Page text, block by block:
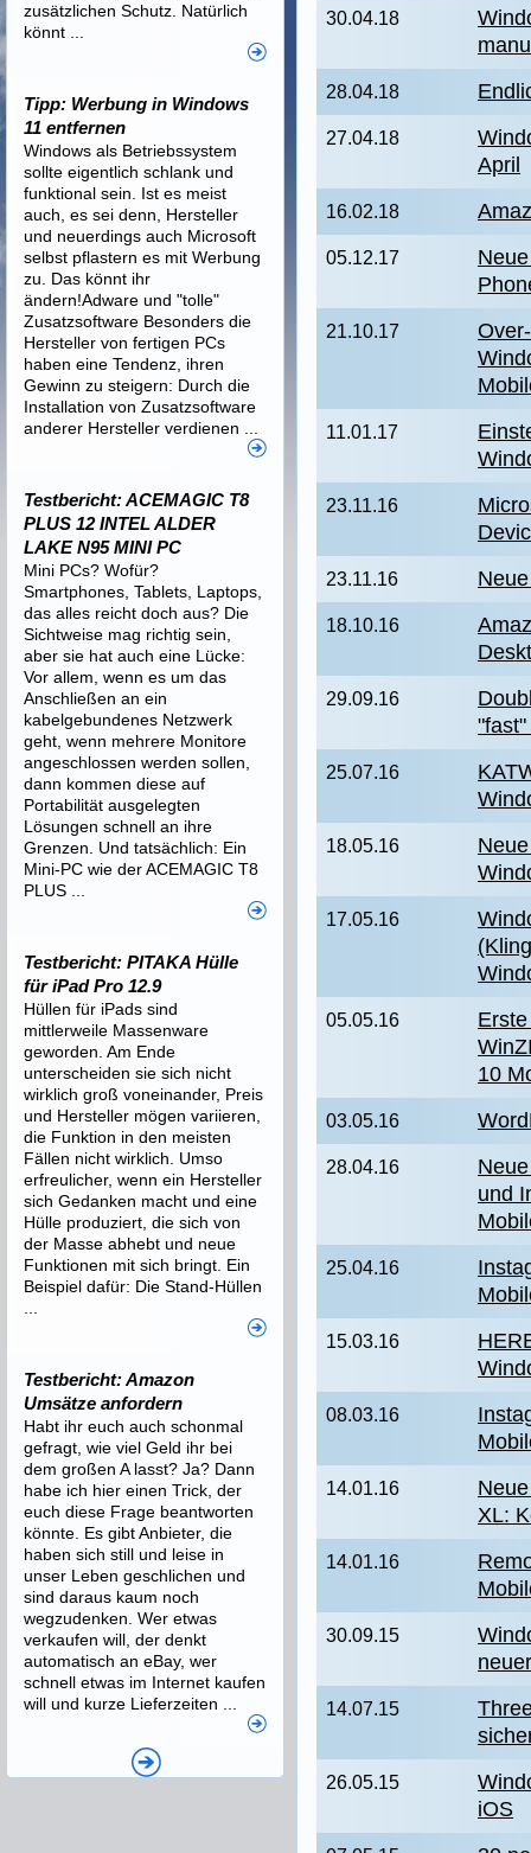
30.04.18
28.04.18
27.04.18
April
16.02.18
05.12.17
21.10.17
11.01.17
23.11.16
23.11.16
18.10.16
29.09.16
"fast"
25.07.16
18.05.16
17.05.16
05.05.16
10
03.05.16
28.04.16
und
25.04.16
15.03.16
08.03.16
14.01.16
XL:
14.01.16
30.09.15
14.07.15
26.05.15
iOS
zusätzlichen Schutz. Natürlich
könnt ...
Tipp: Werbung in Windows
11 entfernen
Windows als Betriebssystem
sollte eigentlich schlank und
funktional sein. Ist es meist
auch, es sei denn, Hersteller
und neuerdings auch Microsoft
selbst pflastern es mit Werbung
zu. Das könnt ihr
ändern!Adware und "tolle"
Zusatzsoftware Besonders die
Hersteller von fertigen PCs
haben eine Tendenz, ihren
Gewinn zu steigern: Durch die
Installation von Zusatzsoftware
anderer Hersteller verdienen ...
Testbericht: ACEMAGIC T8
PLUS 12 INTEL ALDER
LAKE N95 MINI PC
Mini PCs? Wofür?
Smartphones, Tablets, Laptops,
das alles reicht doch aus? Die
Sichtweise mag richtig sein,
aber sie hat auch eine Lücke:
Vor allem, wenn es um das
Anschließen an ein
kabelgebundenes Netzwerk
geht, wenn mehrere Monitore
angeschlossen werden sollen,
dann kommen diese auf
Portabilität ausgelegten
Lösungen schnell an ihre
Grenzen. Und tatsächlich: Ein
Mini-PC wie der ACEMAGIC T8
PLUS ...
Testbericht: PITAKA Hülle
für iPad Pro 12.9
Hüllen für iPads sind
mittlerweile Massenware
geworden. Am Ende
unterscheiden sie sich nicht
wirklich groß voneinander, Preis
und Hersteller mögen variieren,
die Funktion in den meisten
Fällen nicht wirklich. Umso
erfreulicher, wenn ein Hersteller
sich Gedanken macht und eine
Hülle produziert, die sich von
der Masse abhebt und neue
Funktionen mit sich bringt. Ein
Beispiel dafür: Die Stand-Hüllen
Testbericht: Amazon
Umsätze anfordern
Habt ihr euch auch schonmal
gefragt, wie viel Geld ihr bei
dem großen A lasst? Ja? Dann
habe ich hier einen Trick, der
euch diese Frage beantworten
könnte. Es gibt Anbieter, die
haben sich still und leise in
unser Leben geschlichen und
sind daraus kaum noch
wegzudenken. Wer etwas
verkaufen will, der denkt
automatisch an eBay, wer
schnell etwas im Internet kaufen
will und kurze Lieferzeiten ...